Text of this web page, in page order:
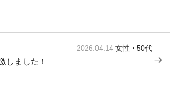
2026.04.14 女性・50代
しました！